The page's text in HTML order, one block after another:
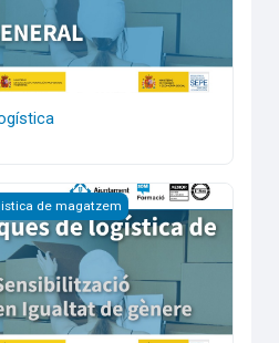
laboral, Sensibilització
de magatzem